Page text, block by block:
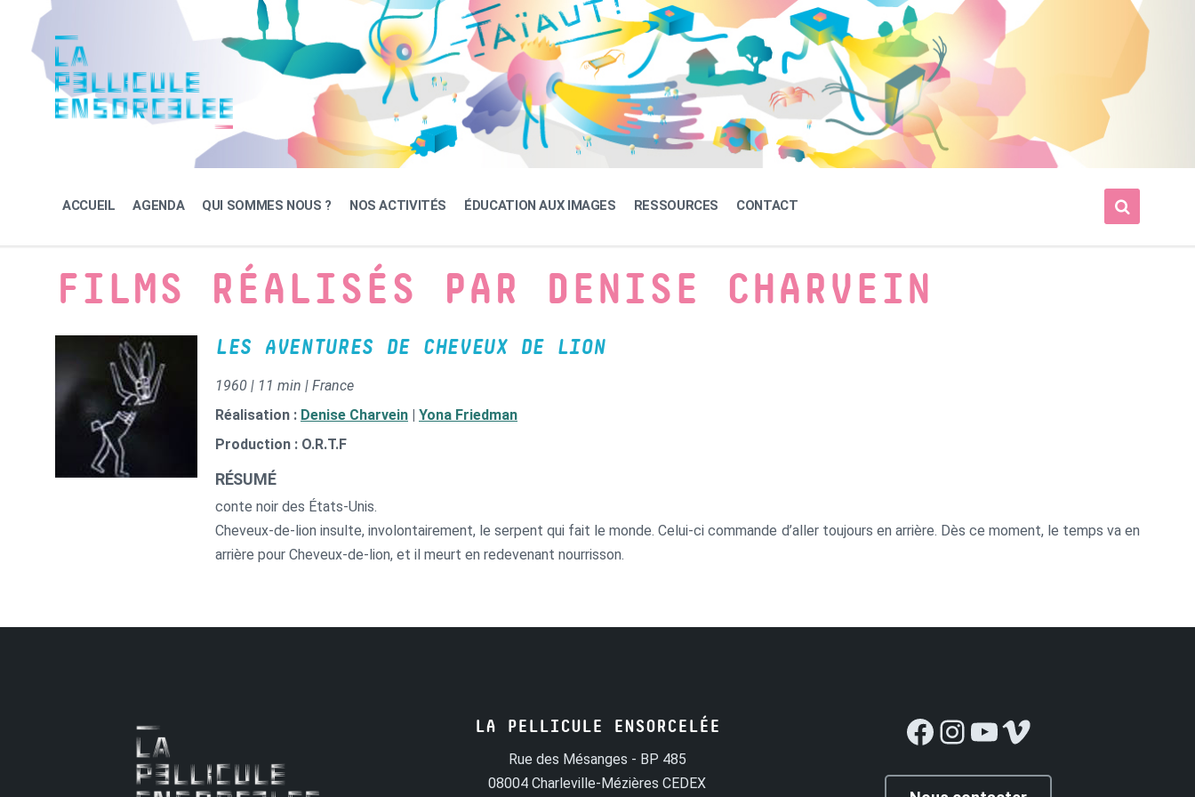
content
navigation
footer
ACCUEIL AGENDA QUI SOMMES NOUS ? NOS ACTIVITÉS ÉDUCATION AUX IMAGES RESSOURCES CONTACT
FILMS RÉALISÉS PAR DENISE CHARVEIN
LES AVENTURES DE CHEVEUX DE LION
1960 | 11 min | France
Réalisation : Denise Charvein | Yona Friedman
Production : O.R.T.F
RÉSUMÉ
conte noir des États-Unis.
Cheveux-de-lion insulte, involontairement, le serpent qui fait le monde. Celui-ci commande d’aller toujours en arrière. Dès ce moment, le temps va en
arrière pour Cheveux-de-lion, et il meurt en redevenant nourrisson.
LA PELLICULE ENSORCELÉE
Rue des Mésanges - BP 485
08004 Charleville-Mézières CEDEX
Facebook
Instagram
YouTube
Vimeo